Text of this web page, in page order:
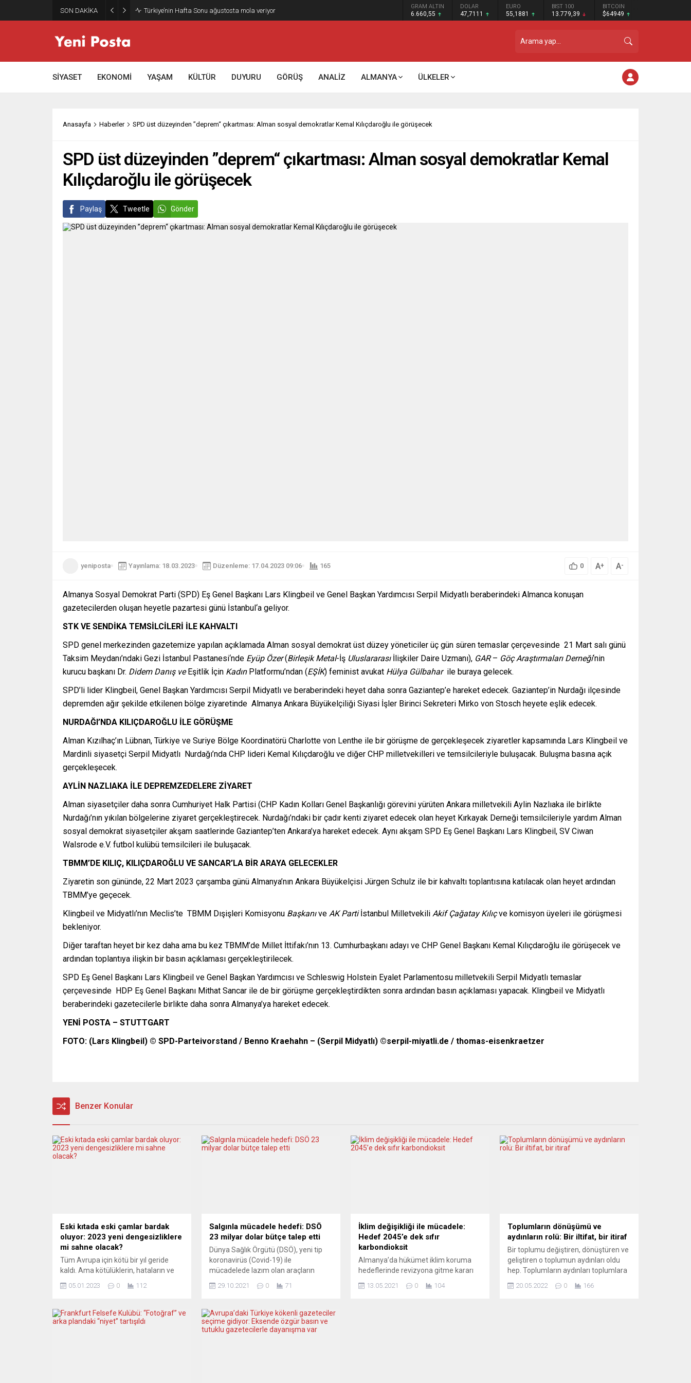
SON DAKİKA Gazze’nin geleceği: Teknokratik kontrol mü, kolonializm mi? GRAM ALTIN
6.660,55
DOLAR
47,7111
EURO
55,1881
BIST 100
13.779,39
BITCOIN
$64949
SİYASET EKONOMİ YAŞAM KÜLTÜR DUYURU GÖRÜŞ ANALİZ ALMANYA ÜLKELER
Anasayfa Haberler SPD üst düzeyinden ”deprem“ çıkartması: Alman sosyal demokratlar Kemal Kılıçdaroğlu ile görüşecek
SPD üst düzeyinden ”deprem“ çıkartması: Alman sosyal demokratlar Kemal
Kılıçdaroğlu ile görüşecek
Paylaş Tweetle Gönder
yeniposta Yayınlama: 18.03.2023 Düzenleme: 17.04.2023 09:06 165 0 A+ A-
Almanya Sosyal Demokrat Parti (SPD) Eş Genel Başkanı Lars Klingbeil ve Genel Başkan Yardımcısı Serpil Midyatlı beraberindeki Almanca konuşan
gazetecilerden oluşan heyetle pazartesi günü İstanbul‘a geliyor.
STK VE SENDİKA TEMSİLCİLERİ İLE KAHVALTI
SPD genel merkezinden gazetemize yapılan açıklamada Alman sosyal demokrat üst düzey yöneticiler üç gün süren temaslar çerçevesinde 21 Mart salı günü
Taksim Meydanı’ndaki Gezi İstanbul Pastanesi‘nde Eyüp Özer(Birleşik Metal-İş Uluslararasıİlişkiler Daire Uzmanı), GAR– Göç Araştırmaları Derneği‘nin
kurucu başkanı Dr. Didem Danış veEşitlik İçin KadınPlatformu’ndan (EŞİK) feminist avukat Hülya Gülbaharile buraya gelecek.
SPD’li lider Klingbeil, Genel Başkan Yardımcısı Serpil Midyatlı ve beraberindeki heyet daha sonra Gaziantep’e hareket edecek. Gaziantep’in Nurdağı ilçesinde
depremden ağır şekilde etkilenen bölge ziyaretinde Almanya Ankara Büyükelçiliği Siyasi İşler Birinci Sekreteri Mirko von Stosch heyete eşlik edecek.
NURDAĞI’NDA KILIÇDAROĞLU İLE GÖRÜŞME
Alman Kızılhaç’ın Lübnan, Türkiye ve Suriye Bölge Koordinatörü Charlotte von Lenthe ile bir görüşme de gerçekleşecek ziyaretler kapsamında Lars Klingbeil ve
Mardinli siyasetçi Serpil Midyatlı Nurdağı’nda CHP lideri Kemal Kılıçdaroğlu ve diğer CHP milletvekilleri ve temsilcileriyle buluşacak. Buluşma basına açık
gerçekleşecek.
AYLİN NAZLIAKA İLE DEPREMZEDELERE ZİYARET
Alman siyasetçiler daha sonra Cumhuriyet Halk Partisi (CHP Kadın Kolları Genel Başkanlığı görevini yürüten Ankara milletvekili Aylin Nazlıaka ile birlikte
Nurdağı’nın yıkılan bölgelerine ziyaret gerçekleştirecek. Nurdağı’ndaki bir çadır kenti ziyaret edecek olan heyet Kırkayak Derneği temsilcileriyle yardım Alman
sosyal demokrat siyasetçiler akşam saatlerinde Gaziantep’ten Ankara’ya hareket edecek. Aynı akşam SPD Eş Genel Başkanı Lars Klingbeil, SV Ciwan
Walsrode e.V. futbol kulübü temsilcileri ile buluşacak.
TBMM’DE KILIÇ, KILIÇDAROĞLU VE SANCAR’LA BİR ARAYA GELECEKLER
Ziyaretin son gününde, 22 Mart 2023 çarşamba günü Almanya’nın Ankara Büyükelçisi Jürgen Schulz ile bir kahvaltı toplantısına katılacak olan heyet ardından
TBMM’ye geçecek.
Klingbeil ve Midyatlı’nın Meclis’te TBMM Dışişleri Komisyonu Başkanıve AK Partiİstanbul Milletvekili Akif Çağatay Kılıçve komisyon üyeleri ile görüşmesi
bekleniyor.
Diğer taraftan heyet bir kez daha ama bu kez TBMM’de Millet İttifakı’nın 13. Cumhurbaşkanı adayı ve CHP Genel Başkanı Kemal Kılıçdaroğlu ile görüşecek ve
ardından toplantıya ilişkin bir basın açıklaması gerçekleştirilecek.
SPD Eş Genel Başkanı Lars Klingbeil ve Genel Başkan Yardımcısı ve Schleswig Holstein Eyalet Parlamentosu milletvekili Serpil Midyatlı temaslar
çerçevesinde HDP Eş Genel Başkanı Mithat Sancar ile de bir görüşme gerçekleştirdikten sonra ardından basın açıklaması yapacak. Klingbeil ve Midyatlı
beraberindeki gazetecilerle birlikte daha sonra Almanya’ya hareket edecek.
YENİ POSTA – STUTTGART
FOTO: (Lars Klingbeil) © SPD-Parteivorstand / Benno Kraehahn – (Serpil Midyatlı) ©serpil-miyatli.de / thomas-eisenkraetzer
Benzer Konular
Eski kıtada eski çamlar bardak
oluyor: 2023 yeni dengesizliklere
mi sahne olacak?
Tüm Avrupa için kötü bir yıl geride
kaldı. Ama kötülüklerin, hataların ve
söyleyemiyor. Sorunlar giderek
aratmasından bile korkanlar var.
Avrupa Almanyası nerede ve nereye
05.01.2023 0 112
Salgınla mücadele hedefi: DSÖ
23 milyar dolar bütçe talep etti
Dünya Sağlık Örgütü (DSÖ), yeni tip
koronavirüs (Covid-19) ile
mücadelede lazım olan araçların
23,4 milyar dolar bütçe talebinde
Tedros Adhanom Ghebreyesus,
örgütün Cenevre’deki merkezinde
düzenlenen toplantıda, Covid-19 ile
29.10.2021 0 71
İklim değişikliği ile mücadele:
Hedef 2045’e dek sıfır
karbondioksit
Almanya’da hükümet iklim koruma
hedeflerinde revizyona gitme kararı
atmosfere sıfır oranda karbondioksit
13.05.2021 0 104
Toplumların dönüşümü ve
aydınların rolü: Bir iltifat, bir itiraf
Bir toplumu değiştiren, dönüştüren ve
geliştiren o toplumun aydınları oldu
hep. Toplumların aydınları toplumlara
çabaları ya da o aydınların
20.05.2022 0 166